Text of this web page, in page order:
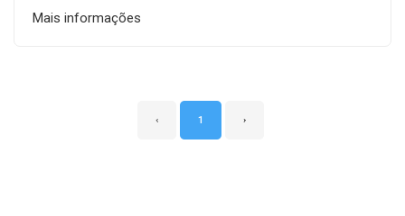
Mais informações
‹ 1 ›